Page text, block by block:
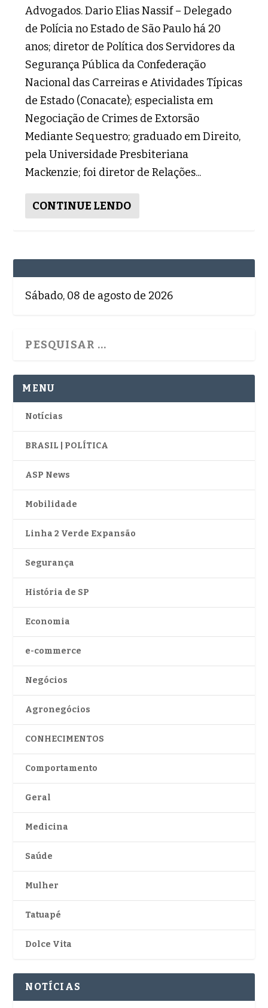
Advogados. Dario Elias Nassif – Delegado
de Polícia no Estado de São Paulo há 20
anos; diretor de Política dos Servidores da
Segurança Pública da Confederação
Nacional das Carreiras e Atividades Típicas
de Estado (Conacate); especialista em
Negociação de Crimes de Extorsão
Mediante Sequestro; graduado em Direito,
pela Universidade Presbiteriana
Mackenzie; foi diretor de Relações...
CONTINUE LENDO
Sábado, 08 de agosto de 2026
MENU
Notícias
BRASIL | POLÍTICA
ASP News
Mobilidade
Linha 2 Verde Expansão
Segurança
História de SP
Economia
e-commerce
Negócios
Agronegócios
CONHECIMENTOS
Comportamento
Geral
Medicina
Saúde
Mulher
Tatuapé
Dolce Vita
NOTÍCIAS